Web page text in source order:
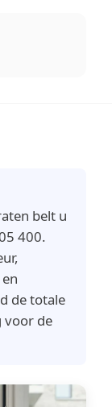
belt u
400.
de totale
voor de